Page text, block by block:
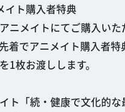
イト購入者特典
ニメイトにてご購入いた
着でアニメイト購入者特
1枚お渡しします。
ト「続・健康で文化的な